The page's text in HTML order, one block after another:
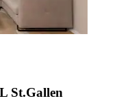
St.Gallen